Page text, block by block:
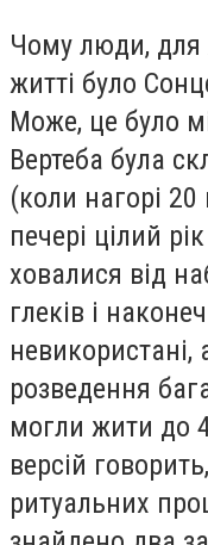
Чому люди,
житті було
Може, це було
Вертеба була
(коли нагорі 20
печері цілий
ховалися від
глеків і
невикористані,
розведення
могли жити до
версій
ритуальних